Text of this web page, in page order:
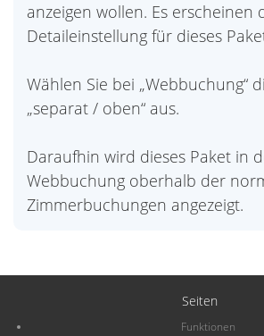
anzeigen wollen. Es erscheinen
Detaileinstellung für dieses
Wählen Sie bei „Webbuchung“
„separat / oben“ aus.
Daraufhin wird dieses Paket in
Webbuchung oberhalb der
Zimmerbuchungen angezeigt.
Seiten
Funktionen